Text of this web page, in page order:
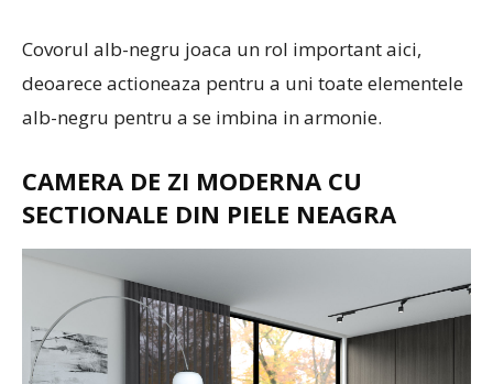
Covorul alb-negru joaca un rol important aici,
deoarece actioneaza pentru a uni toate elementele
alb-negru pentru a se imbina in armonie.
CAMERA DE ZI MODERNA CU
SECTIONALE DIN PIELE NEAGRA